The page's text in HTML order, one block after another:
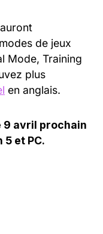
de jeux
Mode, Training
plus
en anglais.
9 avril prochain
et PC.